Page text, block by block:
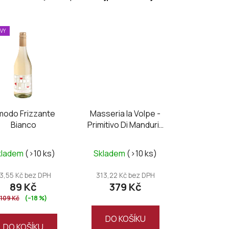
d
u
t
ů
Frizzante
Bianco
(>10 ks)
Kč bez DPH
89 Kč
109 Kč (–18 %)
Masseria la Volpe -
Primitivo Di Manduria
hodnocení
produktu
je
z
Skladem (>10 ks)
313,22 Kč bez DPH
379 Kč
DO KOŠÍKU